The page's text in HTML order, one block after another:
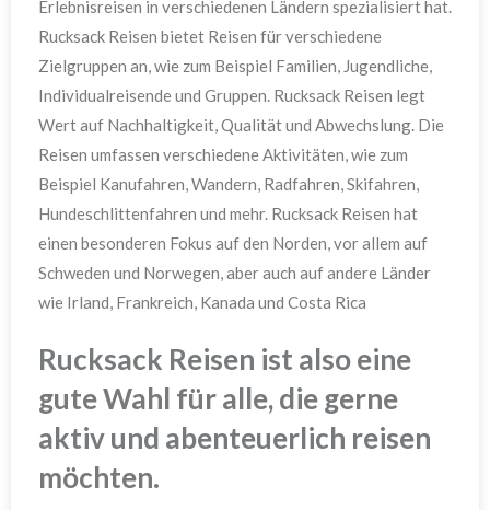
Erlebnisreisen in verschiedenen Ländern spezialisiert hat.
Rucksack Reisen bietet Reisen für verschiedene
Zielgruppen an, wie zum Beispiel Familien, Jugendliche,
Individualreisende und Gruppen. Rucksack Reisen legt
Wert auf Nachhaltigkeit, Qualität und Abwechslung. Die
Reisen umfassen verschiedene Aktivitäten, wie zum
Beispiel Kanufahren, Wandern, Radfahren, Skifahren,
Hundeschlittenfahren und mehr. Rucksack Reisen hat
einen besonderen Fokus auf den Norden, vor allem auf
Schweden und Norwegen, aber auch auf andere Länder
wie Irland, Frankreich, Kanada und Costa Rica
Rucksack Reisen ist also eine
gute Wahl für alle, die gerne
aktiv und abenteuerlich reisen
möchten.